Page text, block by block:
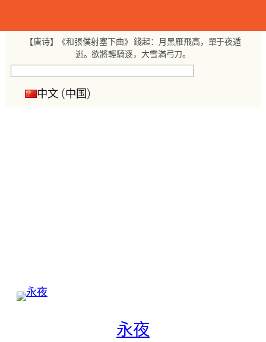
【唐诗】《和張僕射塞下曲》 錢起：月黑雁飛高，單于夜遁
逃。欲將輕騎逐，大雪滿弓刀。
中文 (中国)
永夜